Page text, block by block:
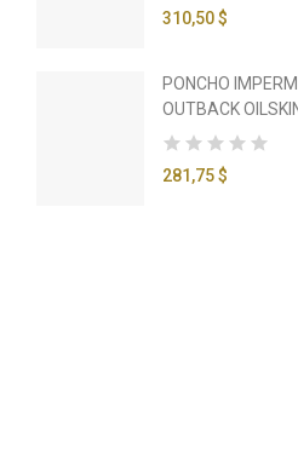
310,50 $
PONCHO
OUTBACK
281,75 $